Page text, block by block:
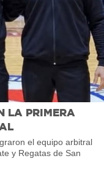
LA PRIMERA
el equipo arbitral
y Regatas de San